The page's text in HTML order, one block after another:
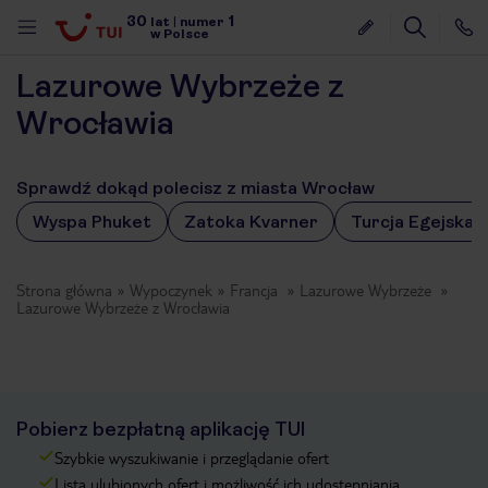
30 lat numer 1
w Polsce
Lazurowe Wybrzeże z
Wrocławia
Sprawdź dokąd polecisz z miasta Wrocław
Wyspa Phuket
Zatoka Kvarner Turcja Egejska
Strona główna Wypoczynek Francja
Lazurowe Wybrzeże
Lazurowe Wybrzeże z Wrocławia
Pobierz bezpłatną aplikację TUI
Szybkie wyszukiwanie i przeglądanie ofert
Lista ulubionych ofert i możliwość ich udostępniania